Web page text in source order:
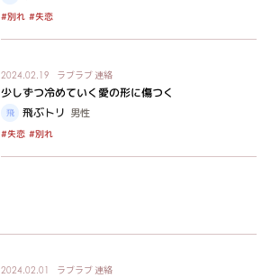
#別れ #失恋
2024.02.19 ラブラブ 連絡
少しずつ冷めていく愛の形に傷つく
飛ぶトリ 男性
#失恋 #別れ
2024.02.01 ラブラブ 連絡